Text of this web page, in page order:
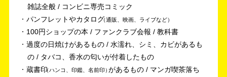
雑誌全般 / コンビニ専売コミック
パンフレットやカタログ 通販、映画、ライブなど
100円ショップの本 / ファンクラブ会報 / 教科書
過度の日焼けがあるもの / 水濡れ、シミ、カビがあるも
の / タバコ、香水の匂いが付着したもの
蔵書印 ハンコ、印鑑、名前印
があるもの / マンガ喫茶落ち